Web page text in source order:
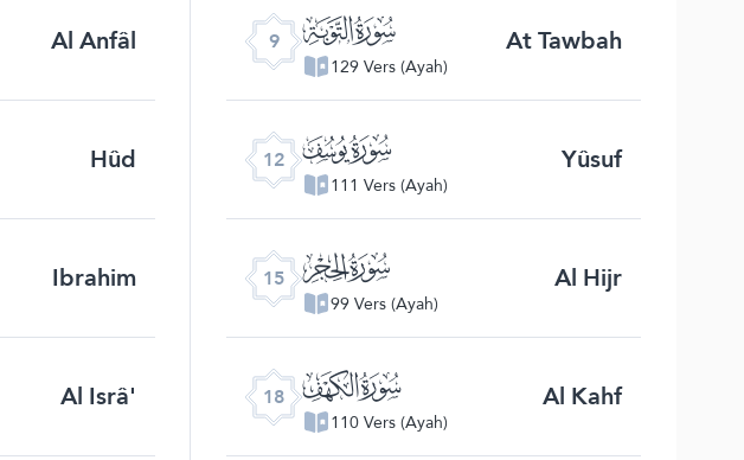
Al Anfâl 9 ﮕ
129 Vers (Ayah)
At Tawbah
Hûd 12 ﮘ
111 Vers (Ayah)
Yûsuf
Ibrahim 15 ﮛ
99 Vers (Ayah)
Al Hijr
Al Isrâ' 18 ﮞ
110 Vers (Ayah)
Al Kahf